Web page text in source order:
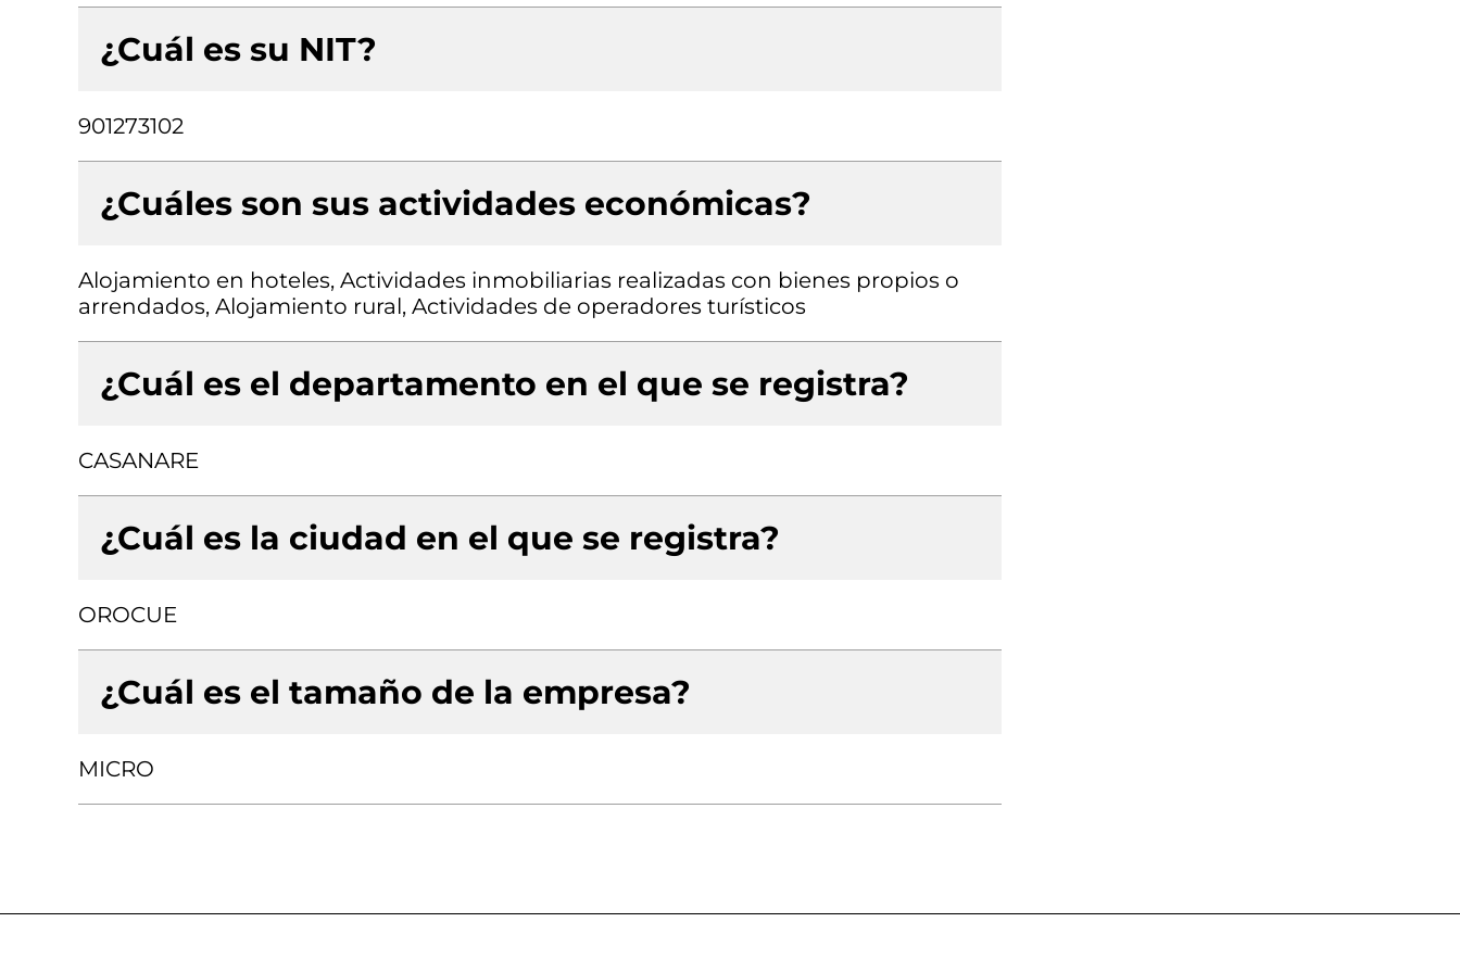
¿Cuál es su NIT?
901273102
¿Cuáles son sus actividades económicas?
Alojamiento en hoteles, Actividades inmobiliarias realizadas con bienes propios o
arrendados, Alojamiento rural, Actividades de operadores turísticos
¿Cuál es el departamento en el que se registra?
CASANARE
¿Cuál es la ciudad en el que se registra?
OROCUE
¿Cuál es el tamaño de la empresa?
MICRO